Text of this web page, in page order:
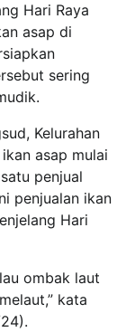
Hari Raya
asap di
sering
Kelurahan
asap mulai
penjual
penjualan ikan
Hari
ombak laut
kata